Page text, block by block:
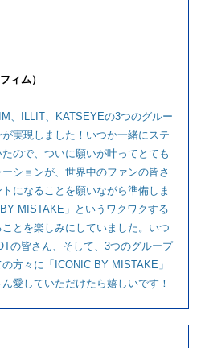
ィム）
、ILLIT、KATSEYEの3つのグルー
実現しました！いつか一緒にステ
ので、ついに願いが叶ってとても
ションが、世界中のファンの皆さ
になることを願いながら準備しま
MISTAKE」というワクワクする
とを楽しみにしていました。いつ
の皆さん、そして、3つのグループ
方々に「ICONIC BY MISTAKE」
愛していただけたら嬉しいです！